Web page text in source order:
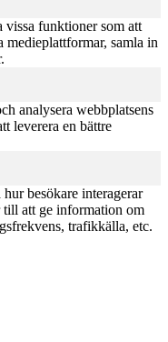
funktioner som att
medieplattformar, samla in
analysera webbplatsens
leverera en bättre
besökare interagerar
till att ge information om
trafikkälla, etc.